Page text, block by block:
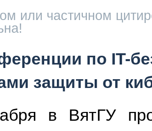
или частичном
по IT-
защиты от
в ВятГУ